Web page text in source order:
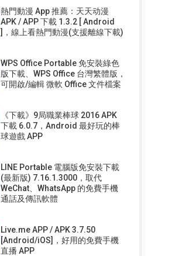
熱門動漫 App 推薦：天天动漫
APK / APP 下載 1.3.2 [ Android
]，線上看熱門動漫(支援離線下載)
WPS Office Portable 免安裝綠色
版下載、WPS Office 台灣繁體版，
可開啟/編輯 微軟 Office 文件檔案
《下載》9局職業棒球 2016 APK
下載 6.0.7，Android 最好玩的棒
球遊戲 APP
LINE Portable 電腦版免安裝下載
(最新版) 7.16.1.3000，取代
WeChat、WhatsApp 的免費手機
通話及傳訊軟體
Live.me APP / APK 3.7.50
[Android/iOS]，好用的免費手機
直播 APP